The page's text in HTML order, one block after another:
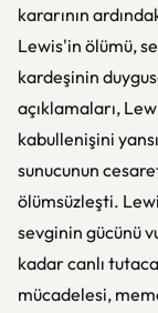
kararının
Lewis'in ölümü,
kardeşinin
açıklamaları,
kabullenişini
sunucunun
ölümsüzleşti.
sevginin gücünü
kadar canlı
mücadelesi,